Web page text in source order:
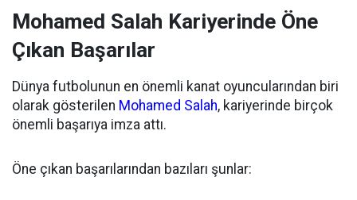
Mohamed Salah Kariyerinde Öne
Çıkan Başarılar
Dünya futbolunun en önemli kanat oyuncularından biri
olarak gösterilen Mohamed Salah, kariyerinde birçok
önemli başarıya imza attı.
Öne çıkan başarılarından bazıları şunlar: